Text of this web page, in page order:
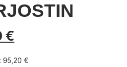
€
95,20 €